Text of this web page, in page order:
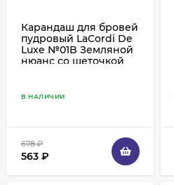
Карандаш для бровей
пудровый LaCordi De
Luxe №01B Земляной
нюанс со щеточкой
В НАЛИЧИИ
678₽
563 ₽